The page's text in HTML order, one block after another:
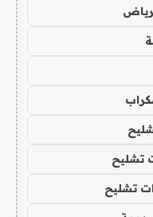
تشليح
تشليح